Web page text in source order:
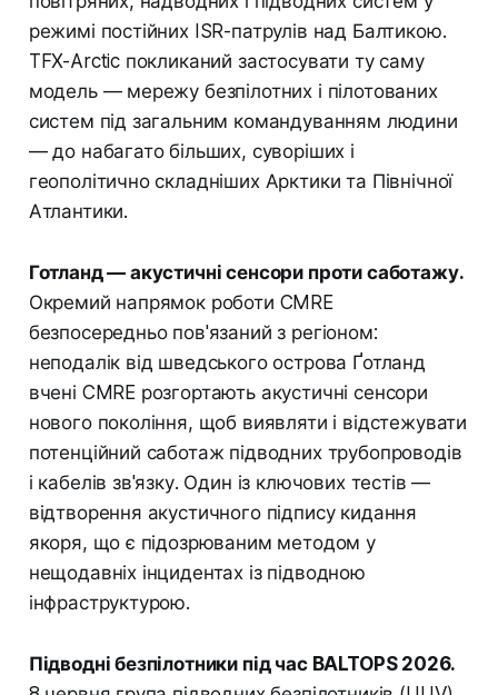
режимі постійних ISR-патрулів над Балтикою.
TFX-Arctic покликаний застосувати ту саму
модель — мережу безпілотних і пілотованих
систем під загальним командуванням людини
— до набагато більших, суворіших і
геополітично складніших Арктики та Північної
Атлантики.
Готланд — акустичні сенсори проти саботажу.
Окремий напрямок роботи CMRE
безпосередньо пов'язаний з регіоном:
неподалік від шведського острова Ґотланд
вчені CMRE розгортають акустичні сенсори
нового покоління, щоб виявляти і відстежувати
потенційний саботаж підводних трубопроводів
і кабелів зв'язку. Один із ключових тестів —
відтворення акустичного підпису кидання
якоря, що є підозрюваним методом у
нещодавніх інцидентах із підводною
інфраструктурою.
Підводні безпілотники під час BALTOPS 2026.